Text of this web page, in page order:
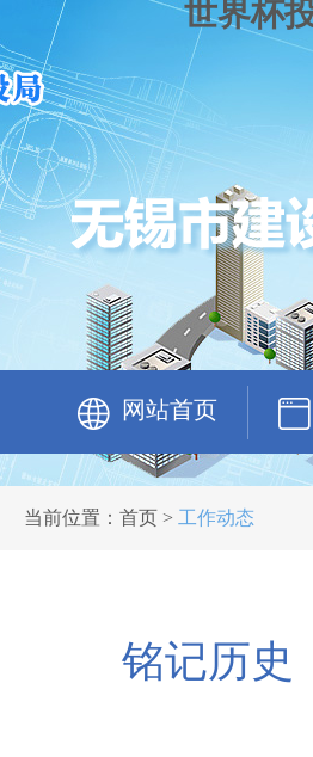
世界杯
网站首页
当前位置：首页 > 工作动态
铭记历史